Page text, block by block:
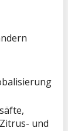
und